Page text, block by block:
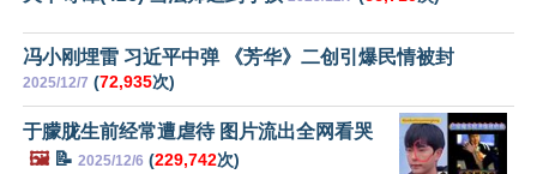
冯小刚埋雷 习近平中弹 《芳华》二创引爆民情被封
2025/12/7 (72,935次)
于朦胧生前经常遭虐待 图片流出全网看哭
🖼️📝 2025/12/6 (229,742次)